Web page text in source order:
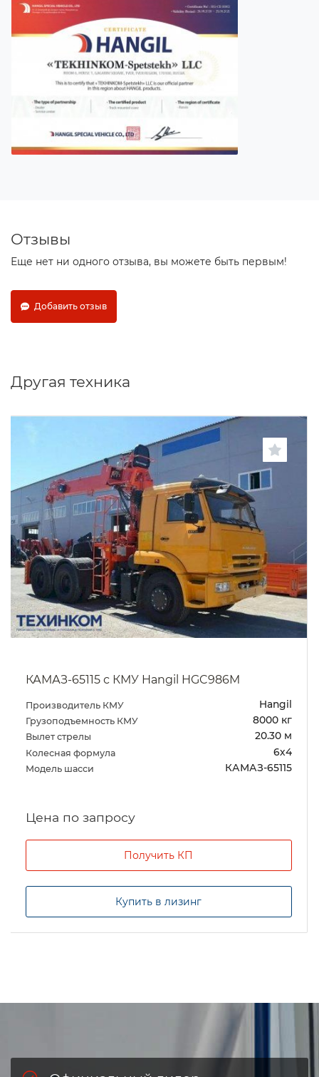
Отзывы
Еще нет ни одного отзыва, вы можете быть первым!
Добавить отзыв
Другая техника
КАМАЗ-65115 с КМУ Hangil HGC986M
Производитель КМУ Hangil
Грузоподъемность КМУ 8000 кг
Вылет стрелы 20.30 м
Колесная формула 6х4
Модель шасси КАМАЗ-65115
Цена по запросу
Получить КП
Купить в лизинг